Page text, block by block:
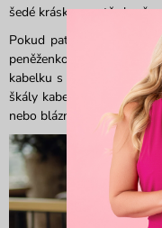
šedé krásky prostě chceš
Pokud patříš mezi ty,
peněženkou, ale přesto
kabelku s peněženkou od
škály kabelek i
nebo bláznivě barevná? U